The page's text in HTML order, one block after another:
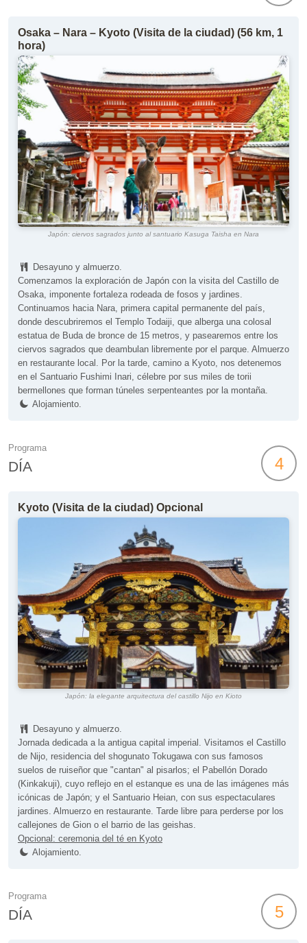
Osaka – Nara – Kyoto (Visita de la ciudad) (56 km, 1
hora)
Japón: ciervos sagrados junto al santuario Kasuga Taisha en Nara
Desayuno y almuerzo.
Comenzamos la exploración de Japón con la visita del Castillo de
Osaka, imponente fortaleza rodeada de fosos y jardines.
Continuamos hacia Nara, primera capital permanente del país,
donde descubriremos el Templo Todaiji, que alberga una colosal
estatua de Buda de bronce de 15 metros, y pasearemos entre los
ciervos sagrados que deambulan libremente por el parque. Almuerzo
en restaurante local. Por la tarde, camino a Kyoto, nos detenemos
en el Santuario Fushimi Inari, célebre por sus miles de torii
bermellones que forman túneles serpenteantes por la montaña.
Alojamiento.
Programa
DÍA 4
Kyoto (Visita de la ciudad) Opcional
Japón: la elegante arquitectura del castillo Nijo en Kioto
Desayuno y almuerzo.
Jornada dedicada a la antigua capital imperial. Visitamos el Castillo
de Nijo, residencia del shogunato Tokugawa con sus famosos
suelos de ruiseñor que "cantan" al pisarlos; el Pabellón Dorado
(Kinkakuji), cuyo reflejo en el estanque es una de las imágenes más
icónicas de Japón; y el Santuario Heian, con sus espectaculares
jardines. Almuerzo en restaurante. Tarde libre para perderse por los
callejones de Gion o el barrio de las geishas.
Opcional: ceremonia del té en Kyoto
Alojamiento.
Programa
DÍA 5